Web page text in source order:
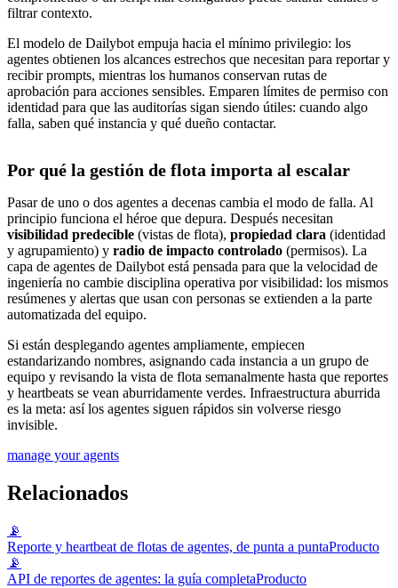
filtrar contexto.
El modelo de Dailybot empuja hacia el mínimo privilegio: los
agentes obtienen los alcances estrechos que necesitan para reportar y
recibir prompts, mientras los humanos conservan rutas de
aprobación para acciones sensibles. Emparen límites de permiso con
identidad para que las auditorías sigan siendo útiles: cuando algo
falla, saben qué instancia y qué dueño contactar.
Por qué la gestión de flota importa al escalar
Pasar de uno o dos agentes a decenas cambia el modo de falla. Al
principio funciona el héroe que depura. Después necesitan
visibilidad predecible (vistas de flota), propiedad clara (identidad
y agrupamiento) y radio de impacto controlado (permisos). La
capa de agentes de Dailybot está pensada para que la velocidad de
ingeniería no cambie disciplina operativa por visibilidad: los mismos
resúmenes y alertas que usan con personas se extienden a la parte
automatizada del equipo.
Si están desplegando agentes ampliamente, empiecen
estandarizando nombres, asignando cada instancia a un grupo de
equipo y revisando la vista de flota semanalmente hasta que reportes
y heartbeats se vean aburridamente verdes. Infraestructura aburrida
es la meta: así los agentes siguen rápidos sin volverse riesgo
invisible.
manage your agents
Relacionados
📡
Reporte y heartbeat de flotas de agentes, de punta a puntaProducto
📡
API de reportes de agentes: la guía completaProducto